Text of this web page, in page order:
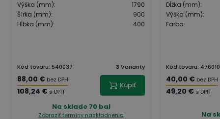
Výška (mm):
1790
Šírka (mm):
900
Hĺbka (mm): 400
Kód tovaru: 540037 3 Varianty
88,00 € bez DPH
108,24 € s DPH
Kúpiť
Na sklade 70 bal
Zobraziť termíny naskladnenia
Dĺžka (mm):
Výška (mm):
Farba:
Kód tovaru: 476010
40,00 € bez DPH
49,20 € s DPH
Na